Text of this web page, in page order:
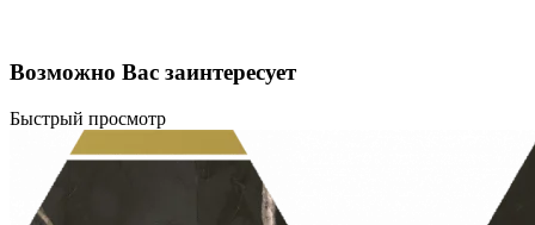
Возможно Вас заинтересует
Быстрый просмотр